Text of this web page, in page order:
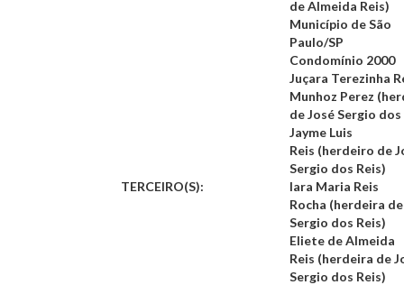
de Almeida Reis)
TERCEIRO(S):
Município de São
Paulo/SP
Condomínio 2000
Juçara Terezinha
Munhoz Perez
de José Sergio dos
Jayme Luis
Reis (herdeiro de
Sergio dos Reis)
Iara Maria Reis
Rocha (herdeira
Sergio dos Reis)
Eliete de Almeida
Reis (herdeira de
Sergio dos Reis)